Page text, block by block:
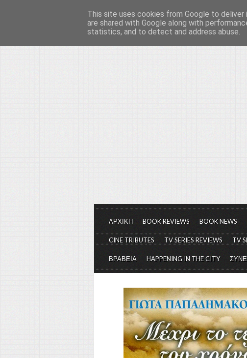
Το μεγαλείο των
Είμαστε πάντα εδώ για να μιλάμε για τον
ΑΡΧΙΚΗ BOOK REVIEWS BOOK NEWS
CINE TRIBUTES TV SERIES REVIEWS TV
ΒΡΑΒΕΙΑ HAPPENING IN THE CITY
This site uses cookies from Google to
are shared with Google along with
statistics, and to detect and address abuse.